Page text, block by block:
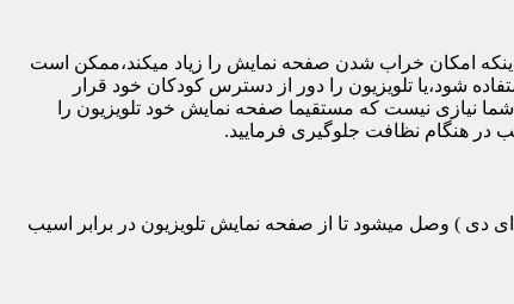
امکان خراب شدن صفحه نمایش را زیاد میکند،ممکن است
شود،یا تلویزیون را دور از دسترس کودکان خود قرار
نیازی نیست که مستقیما صفحه نمایش خود تلویزیون را
در هنگام نظافت جلوگیری فرمایید.
– ال ای دی – ۳ بعدی – کرو – تلویزیون منحنی – کیو ال ای دی ) وصل میشود تا از صفحه نمایش تلویزیون در برابر اسیب